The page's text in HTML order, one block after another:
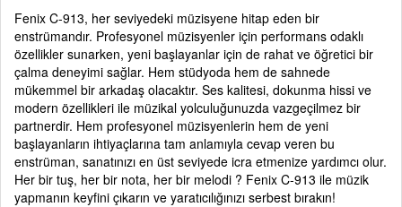
Fenix C-913, her seviyedeki müzisyene hitap eden bir
enstrümandır. Profesyonel müzisyenler için performans odaklı
özellikler sunarken, yeni başlayanlar için de rahat ve öğretici bir
çalma deneyimi sağlar. Hem stüdyoda hem de sahnede
mükemmel bir arkadaş olacaktır. Ses kalitesi, dokunma hissi ve
modern özellikleri ile müzikal yolculuğunuzda vazgeçilmez bir
partnerdir. Hem profesyonel müzisyenlerin hem de yeni
başlayanların ihtiyaçlarına tam anlamıyla cevap veren bu
enstrüman, sanatınızı en üst seviyede icra etmenize yardımcı olur.
Her bir tuş, her bir nota, her bir melodi ? Fenix C-913 ile müzik
yapmanın keyfini çıkarın ve yaratıcılığınızı serbest bırakın!